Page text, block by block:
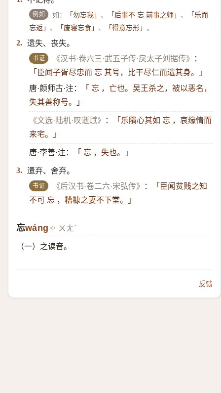
例如 如： 「勿忘我」 、 「后事不 忘 前事之师」 、
「乐而
忘返」 、 「废寝忘食」 、 「得意忘形」 。
2. 遗失、丧失。
书证 《汉书·卷六三·武五子传·戾太子刘据传》
：
「臣闻子胥尽忠而 忘 其号，比干尽仁而遗其身。」
唐·颜师古·注：
「 忘 ，亡也。吴王杀之，被以恶名，
失其善称号。」
《文选·陆机·叹逝赋》 ：
「乐隤心其如 忘 ，哀缘情而
来宅。」
唐·李善·注： 「 忘 ，失也。」
3. 遗弃、舍弃。
书证 《后汉书·卷二六·宋弘传》 ：
「臣闻贫贱之知
不可 忘 ，糟糠之妻不下堂。」
忘​wáng ㄨㄤˊ
（一）​之读音。
反馈